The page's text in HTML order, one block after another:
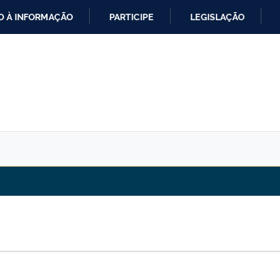
À INFORMAÇÃO PARTICIPE LEGISLAÇÃO